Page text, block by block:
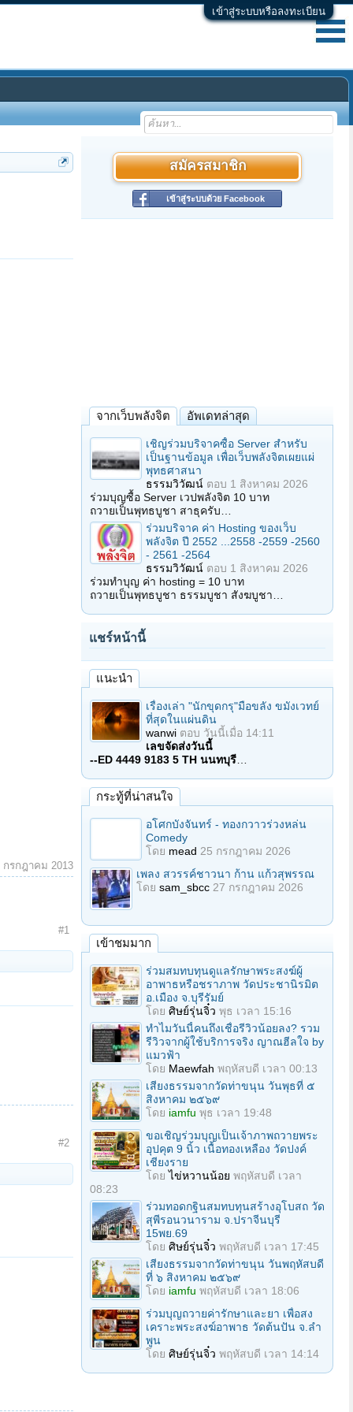
เข้าสู่ระบบหรือลงทะเบียน
กรกฎาคม 2013
#1
#2
สมัครสมาชิก
เข้าสู่ระบบด้วย Facebook
จากเว็บพลังจิต อัพเดทล่าสุด
เชิญร่วมบริจาคซื้อ Server สำหรับ
เป็นฐานข้อมูล เพื่อเว็บพลังจิตเผยแผ่
พุทธศาสนา
ธรรมวิวัฒน์ ตอบ 1 สิงหาคม 2026
ร่วมบุญซื้อ Server เวปพลังจิต 10 บาท
ถวายเป็นพุทธบูชา สาธุครับ…
ร่วมบริจาค ค่า Hosting ของเว็บ
พลังจิต ปี 2552 ...2558 -2559 -2560
- 2561 -2564
ธรรมวิวัฒน์ ตอบ 1 สิงหาคม 2026
ร่วมทำบุญ ค่า hosting = 10 บาท
ถวายเป็นพุทธบูชา ธรรมบูชา สังฆบูชา…
แชร์หน้านี้
แนะนำ
เรื่องเล่า "นักขุดกรุ"มือขลัง ขมังเวทย์
ที่สุดในแผ่นดิน
wanwi ตอบ วันนี้เมื่อ 14:11
เลขจัดส่งวันนี้
--ED 4449 9183 5 TH นนทบุรี
กระทู้ที่น่าสนใจ
อโศกบังจันทร์ - ทองกวาวร่วงหล่น
Comedy
โดย mead 25 กรกฎาคม 2026
เพลง สวรรค์ชาวนา ก้าน แก้วสุพรรณ
โดย sam_sbcc 27 กรกฎาคม 2026
เข้าชมมาก
ร่วมสมทบทุนดูแลรักษาพระสงฆ์ผู้
อาพาธหรือชราภาพ วัดประชานิรมิต
อ.เมือง จ.บุรีรัมย์
โดย ศิษย์รุ่นจิ๋ว พุธ เวลา 15:16
ทำไมวันนี้คนถึงเชื่อรีวิวน้อยลง? รวม
รีวิวจากผู้ใช้บริการจริง ญาณฮีลใจ by
แมวฟ้า
โดย Maewfah พฤหัสบดี เวลา 00:13
เสียงธรรมจากวัดท่าขนุน วันพุธที่ ๕
สิงหาคม ๒๕๖๙
โดย iamfu พุธ เวลา 19:48
ขอเชิญร่วมบุญเป็นเจ้าภาพถวายพระ
อุปคุต 9 นิ้ว เนื้อทองเหลือง วัดปงค์
เชียงราย
โดยไข่หวานน้อย พฤหัสบดี เวลา
08:23
ร่วมทอดกฐินสมทบทุนสร้างอุโบสถ วัด
สุพีรอนวนาราม จ.ปราจีนบุรี
15พย.69
โดย ศิษย์รุ่นจิ๋ว พฤหัสบดี เวลา 17:45
เสียงธรรมจากวัดท่าขนุน วันพฤหัสบดี
ที่ ๖ สิงหาคม ๒๕๖๙
โดย iamfu พฤหัสบดี เวลา 18:06
ร่วมบุญถวายค่ารักษาและยา เพื่อสง
เคราะพระสงฆ์อาพาธ วัดต้นปัน จ.ลํา
พูน
โดย ศิษย์รุ่นจิ๋ว พฤหัสบดี เวลา 14:14